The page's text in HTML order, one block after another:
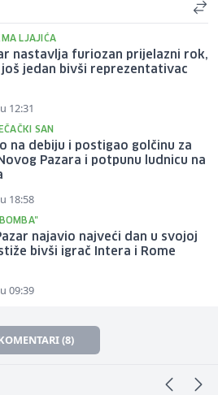
LJAJIĆA
nastavlja furiozan prijelazni rok,
jedan bivši reprezentativac
12:31
SAN
na debiju i postigao golčinu za
Pazara i potpunu ludnicu na
18:58
najavio najveći dan u svojoj
bivši igrač Intera i Rome
09:39
(8)